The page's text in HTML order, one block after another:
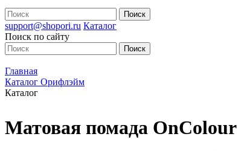
support@shopori.ru Каталог
Поиск по сайту
Главная
Каталог Орифлэйм
Каталог
Матовая помада OnColour